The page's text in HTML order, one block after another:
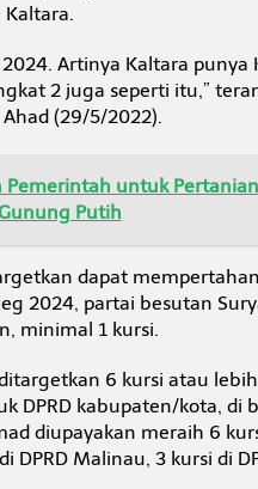
Artinya Kaltara punya
2 juga seperti itu,”
(29/5/2022).
Pemerintah untuk
Putih
dapat
2024, partai besutan
minimal 1 kursi.
6 kursi atau
DPRD kabupaten/kota, di
diupayakan meraih 6
DPRD Malinau, 3 kursi di